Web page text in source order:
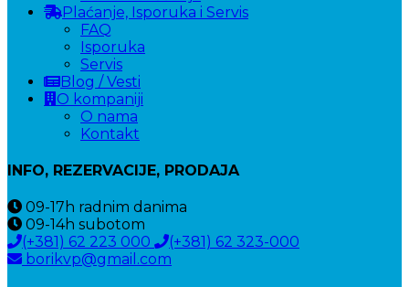
Plaćanje, Isporuka i Servis
FAQ
Isporuka
Servis
Blog / Vesti
O kompaniji
O nama
Kontakt
INFO, REZERVACIJE, PRODAJA
09-17h radnim danima
09-14h subotom
(+381) 62 223 000
(+381) 62 323-000
borikvp@gmail.com